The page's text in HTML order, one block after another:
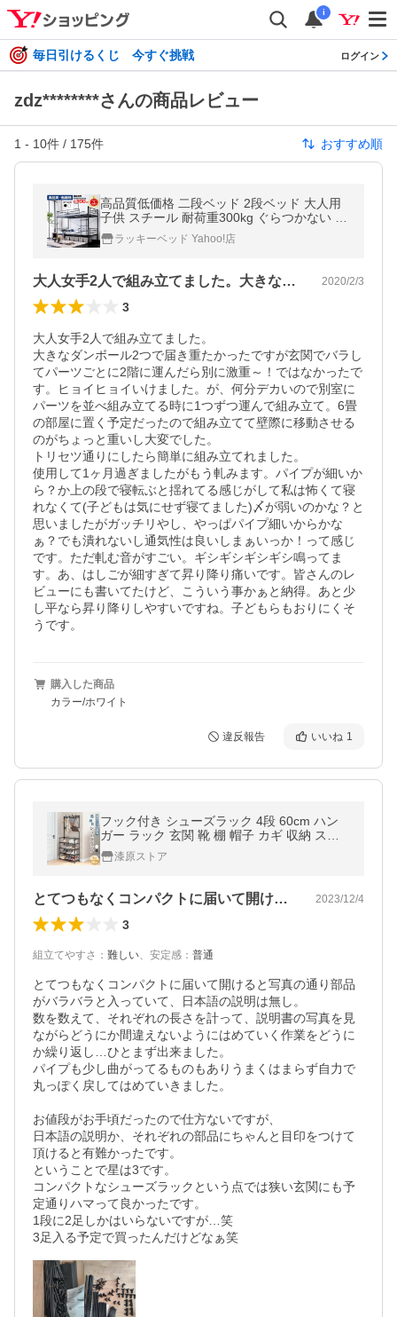
i
毎日引けるくじ 今すぐ挑戦 ログイン
zdz********さんの商品レビュー
1 - 10件 / 175件 おすすめ順
高品質低価格 二段ベッド 2段ベッド 大人用
子供 スチール 耐荷重300kg ぐらつかない パ
イプ 耐震 社宅 寮 ムーン2 本体のみ -ART
ラッキーベッド Yahoo!店
大人女手2人で組み立てました。大きなダ… 2020/2/3
3
大人女手2人で組み立てました。
大きなダンボール2つで届き重たかったですが玄関でバラし
てパーツごとに2階に運んだら別に激重～！ではなかったで
す。ヒョイヒョイいけました。が、何分デカいので別室に
パーツを並べ組み立てる時に1つずつ運んで組み立て。6畳
の部屋に置く予定だったので組み立てて壁際に移動させる
のがちょっと重いし大変でした。
トリセツ通りにしたら簡単に組み立てれました。
使用して1ヶ月過ぎましたがもう軋みます。パイプが細いか
ら？か上の段で寝転ぶと揺れてる感じがして私は怖くて寝
れなくて(子どもは気にせず寝てました)〆が弱いのかな？と
思いましたがガッチリやし、やっぱパイプ細いからかな
ぁ？でも潰れないし通気性は良いしまぁいっか！って感じ
です。ただ軋む音がすごい。ギシギシギシギシ鳴ってま
す。あ、はしごが細すぎて昇り降り痛いです。皆さんのレ
ビューにも書いてたけど、こういう事かぁと納得。あと少
し平なら昇り降りしやすいですね。子どもらもおりにくそ
うです。
購入した商品
カラー/ホワイト
違反報告 いいね 1
フック付き シューズラック 4段 60cm ハン
ガー ラック 玄関 靴 棚 帽子 カギ 収納 スリ
ム 大容量 小物置き 下駄箱 白 黒 組立式 工具
不要 省スペース
漆原ストア
とてつもなくコンパクトに届いて開けると… 2023/12/4
3
組立てやすさ ： 難しい、 安定感 ： 普通
とてつもなくコンパクトに届いて開けると写真の通り部品
がバラバラと入っていて、日本語の説明は無し。
数を数えて、それぞれの長さを計って、説明書の写真を見
ながらどうにか間違えないようにはめていく作業をどうに
か繰り返し…ひとまず出来ました。
パイプも少し曲がってるものもありうまくはまらず自力で
丸っぽく戻してはめていきました。
お値段がお手頃だったので仕方ないですが、
日本語の説明か、それぞれの部品にちゃんと目印をつけて
頂けると有難かったです。
ということで星は3です。
コンパクトなシューズラックという点では狭い玄関にも予
定通りハマって良かったです。
1段に2足しかはいらないですが…笑
3足入る予定で買ったんだけどなぁ笑